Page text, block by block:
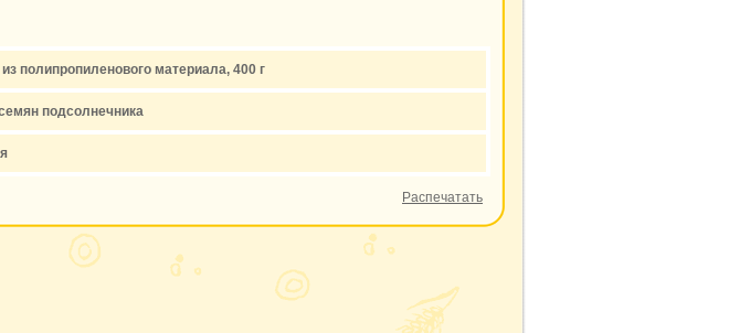
из полипропиленового материала, 400 г
подсолнечника
Распечатать